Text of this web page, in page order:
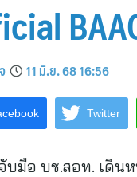
11 มิ.ย. 68 16:56
Twitter
บมือ บช.สอท. เดิน